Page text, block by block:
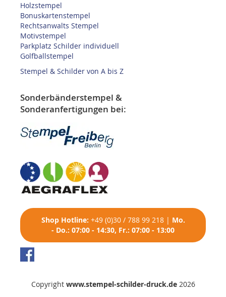
Holzstempel
Bonuskartenstempel
Rechtsanwalts Stempel
Motivstempel
Parkplatz Schilder individuell
Golfballstempel
Stempel & Schilder von A bis Z
Sonderbänderstempel &
Sonderanfertigungen bei:
Shop Hotline: +49 (0)30 / 788 99 218| Mo.
- Do.: 07:00 - 14:30, Fr.: 07:00 - 13:00
Copyright www.stempel-schilder-druck.de2026